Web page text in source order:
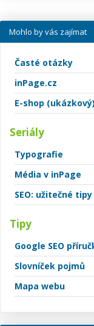
Mohlo by vás zajímat
Časté otázky
inPage.cz
E-shop (ukázkový)
Seriály
Typografie
Média v inPage
SEO: užitečné tipy
Tipy
Google SEO
Slovníček pojmů
Mapa webu